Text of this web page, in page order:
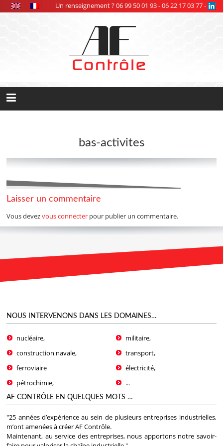
Un renseignement ? 06 99 50 01 93 - 06 22 17 03 77 -
bas-activites
Laisser un commentaire
Vous devezvous connecter pour publier un commentaire.
NOUS INTERVENONS DANS LES DOMAINES…
nucléaire,
construction navale,
ferroviaire
pétrochimie,
militaire,
transport,
électricité,
...
AF CONTRÔLE EN QUELQUES MOTS …
"25 années d’expérience au sein de plusieurs entreprises industrielles,
m’ont amenées à créer AF Contrôle.
Maintenant, au service des entreprises, nous apportons notre savoir-
Panneau de gestion des cookies